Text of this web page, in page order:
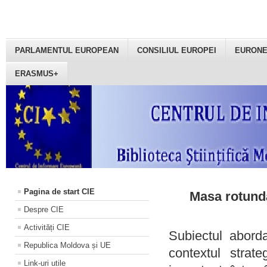
PARLAMENTUL EUROPEAN CONSILIUL EUROPEI
ERASMUS+
Pagina de start CIE
Despre CIE
Activități CIE
Republica Moldova și UE
Link-uri utile
Masa
Subiectul
contextul